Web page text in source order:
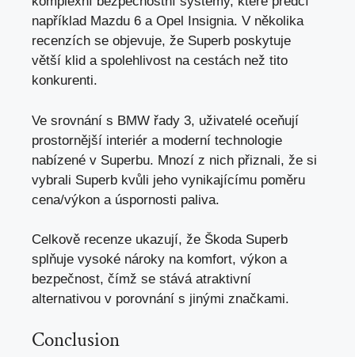
například Mazdu 6 a Opel Insignia. V několika
recenzích se objevuje, že Superb poskytuje
větší klid a spolehlivost na cestách než tito
konkurenti.
Ve srovnání s BMW řady 3, uživatelé oceňují
prostornější interiér a moderní technologie
nabízené v Superbu. Mnozí z nich přiznali, že si
vybrali Superb kvůli jeho vynikajícímu poměru
cena/výkon a úspornosti paliva.
Celkově recenze ukazují, že Škoda Superb
splňuje vysoké nároky na komfort, výkon a
bezpečnost, čímž se stává atraktivní
alternativou v porovnání s jinými značkami.
Conclusion